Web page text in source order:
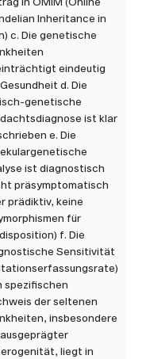
Inheritance in
c. Die genetische
eindeutig
d. Die
genetische
ist klar
e. Die
ist diagnostisch
präsymptomatisch
prädiktiv, keine
für
f. Die
Sensitivität
spezifischen
der seltenen
insbesondere
liegt in